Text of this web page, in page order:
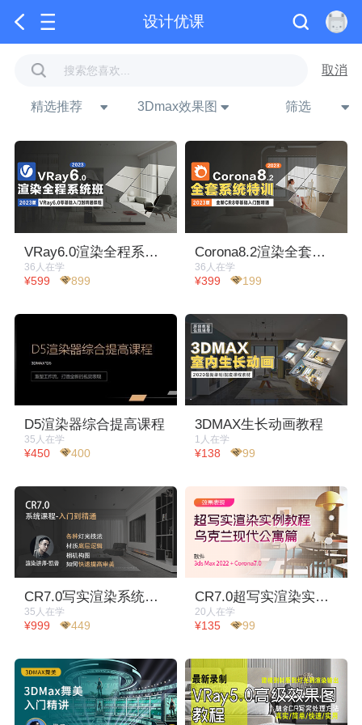
设计优课
取消
精选推荐 3Dmax效果图 筛选
下拉刷新
VRay6.0渲染全程系统班1.0
36人在学
¥599 899
Corona8.2渲染全套系统特训
36人在学
¥399 199
D5渲染器综合提高课程
35人在学
¥450 400
3DMAX生长动画教程
1人在学
¥138 99
CR7.0写实渲染系统课程-入门到精通
35人在学
¥999 449
CR7.0超写实渲染实例教程-乌克兰现代公寓篇
20人在学
¥135 99